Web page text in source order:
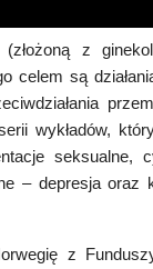
z
celem są
wykładów,
seksualne,
– depresja
z